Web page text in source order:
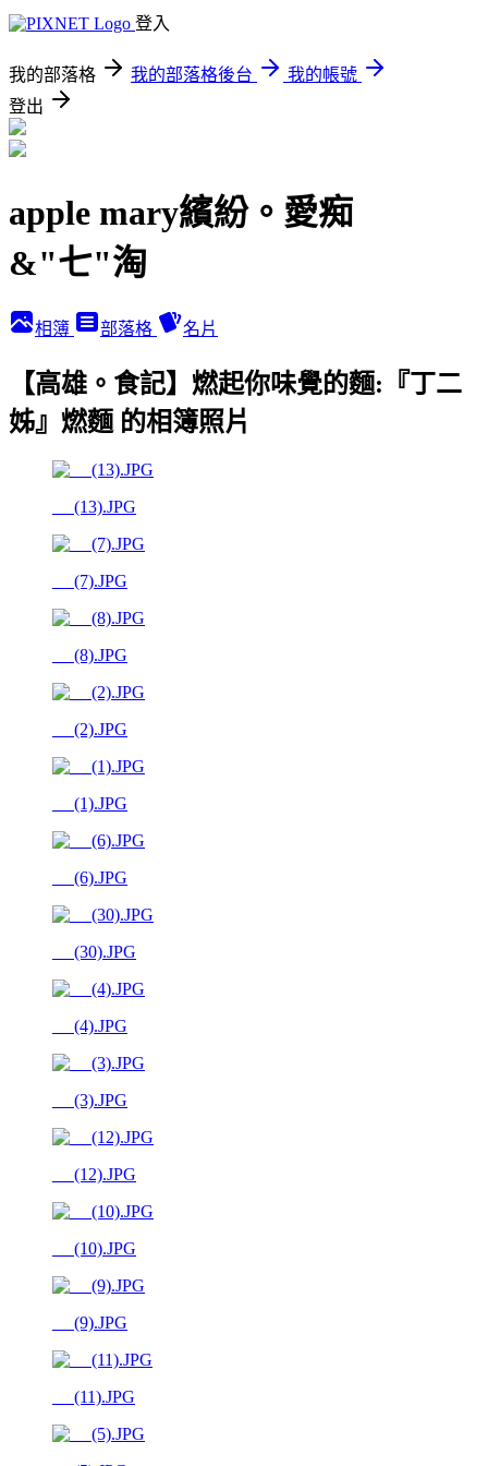
登入
我的部落格 我的部落格後台
我的帳號
登出
apple mary繽紛。愛痴
&"七"淘
相簿 部落格 名片
【高雄。食記】燃起你味覺的麵:『丁二
姊』燃麵 的相簿照片
__ (13).JPG
__ (7).JPG
__ (8).JPG
__ (2).JPG
__ (1).JPG
__ (6).JPG
__ (30).JPG
__ (4).JPG
__ (3).JPG
__ (12).JPG
__ (10).JPG
__ (9).JPG
__ (11).JPG